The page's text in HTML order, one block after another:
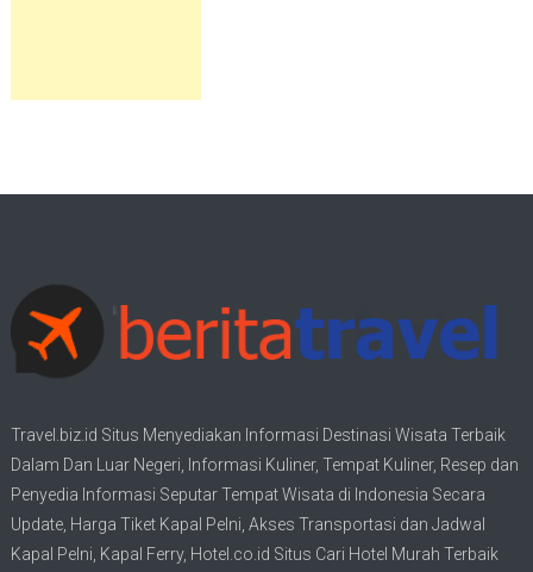
Travel.biz.id Situs Menyediakan Informasi Destinasi Wisata Terbaik
Dalam Dan Luar Negeri, Informasi Kuliner, Tempat Kuliner, Resep dan
Penyedia Informasi Seputar TempatWisata di Indonesia Secara
Update, Harga Tiket Kapal Pelni , Akses Transportasi danJadwal
Kapal Pelni , Kapal Ferry, Hotel.co.id Situs Cari Hotel Murah Terbaik